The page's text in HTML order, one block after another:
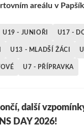
areálu v
U19 - JUNIOŘI U17 -
U13 - MLADŠÍ ŽÁCI
U7 - PŘÍPRAVKA
další
DAY 2026!